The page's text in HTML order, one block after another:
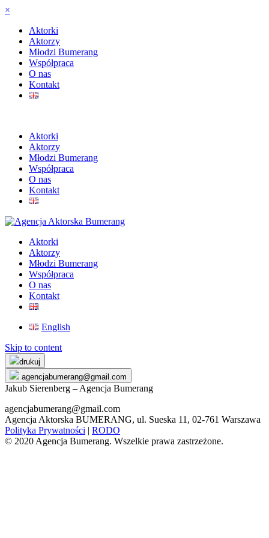
×
Aktorki
Aktorzy
Młodzi Bumerang
Współpraca
O nas
Kontakt
Aktorki
Aktorzy
Młodzi Bumerang
Współpraca
O nas
Kontakt
Aktorki
Aktorzy
Młodzi Bumerang
Współpraca
O nas
Kontakt
English
Skip to content
drukuj
agencjabumerang@gmail.com
Jakub Sierenberg – Agencja Bumerang
agencjabumerang@gmail.com
Agencja Aktorska BUMERANG, ul. Sueska 11, 02-761 Warszawa
Polityka Prywatności | RODO
© 2020 Agencja Bumerang. Wszelkie prawa zastrzeżone.